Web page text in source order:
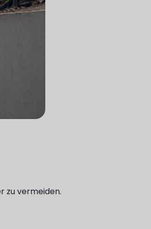
zu vermeiden.